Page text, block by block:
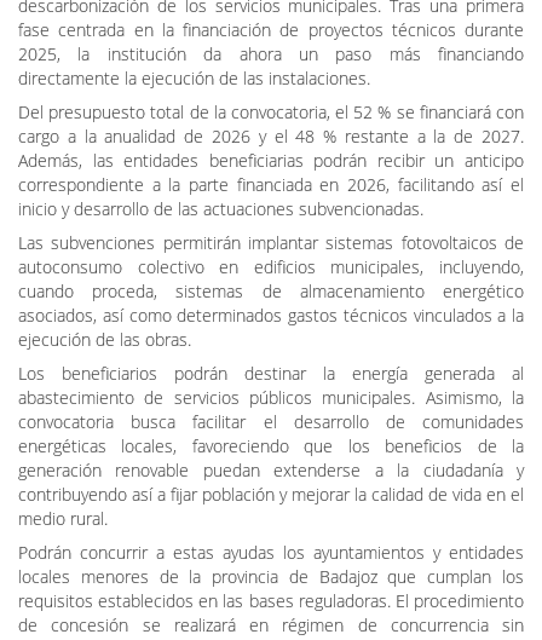
La nueva línea de ayudas da continuidad al trabajo desarrollado por
la institución provincial en los últimos años para favorecer la
descarbonización de los servicios municipales. Tras una primera
fase centrada en la financiación de proyectos técnicos durante
2025, la institución da ahora un paso más financiando
directamente la ejecución de las instalaciones.
Del presupuesto total de la convocatoria, el 52 % se financiará con
cargo a la anualidad de 2026 y el 48 % restante a la de 2027.
Además, las entidades beneficiarias podrán recibir un anticipo
correspondiente a la parte financiada en 2026, facilitando así el
inicio y desarrollo de las actuaciones subvencionadas.
Las subvenciones permitirán implantar sistemas fotovoltaicos de
autoconsumo colectivo en edificios municipales, incluyendo,
cuando proceda, sistemas de almacenamiento energético
asociados, así como determinados gastos técnicos vinculados a la
ejecución de las obras.
Los beneficiarios podrán destinar la energía generada al
abastecimiento de servicios públicos municipales. Asimismo, la
convocatoria busca facilitar el desarrollo de comunidades
energéticas locales, favoreciendo que los beneficios de la
generación renovable puedan extenderse a la ciudadanía y
contribuyendo así a fijar población y mejorar la calidad de vida en el
medio rural.
Podrán concurrir a estas ayudas los ayuntamientos y entidades
locales menores de la provincia de Badajoz que cumplan los